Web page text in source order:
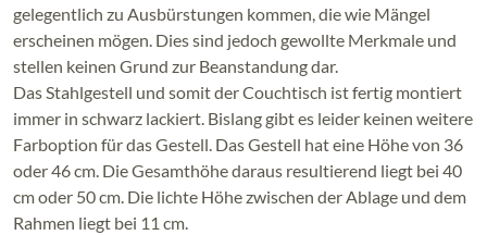
gelegentlich zu Ausbürstungen kommen, die wie Mängel
erscheinen mögen. Dies sind jedoch gewollte Merkmale und
stellen keinen Grund zur Beanstandung dar.
Das Stahlgestell und somit der Couchtisch ist fertig montiert
immer in schwarz lackiert. Bislang gibt es leider keinen weitere
Farboption für das Gestell. Das Gestell hat eine Höhe von 36
oder 46 cm. Die Gesamthöhe daraus resultierend liegt bei 40
cm oder 50 cm. Die lichte Höhe zwischen der Ablage und dem
Rahmen liegt bei 11 cm.